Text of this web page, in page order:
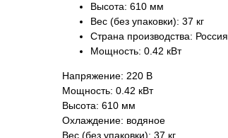
Высота: 610 мм
Вес (без упаковки): 37 кг
Страна производства: Россия
Мощность: 0.42 кВт
Напряжение: 220 В
Мощность: 0.42 кВт
Высота: 610 мм
Охлаждение: водяное
Вес (без упаковки): 37 кг